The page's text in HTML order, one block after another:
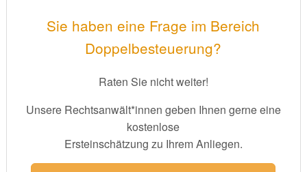
Sie haben eine Frage im Bereich
Doppelbesteuerung?
Raten Sie nicht weiter!
Unsere Rechtsanwält*innen geben Ihnen gerne eine
kostenlose
Ersteinschätzung zu Ihrem Anliegen.